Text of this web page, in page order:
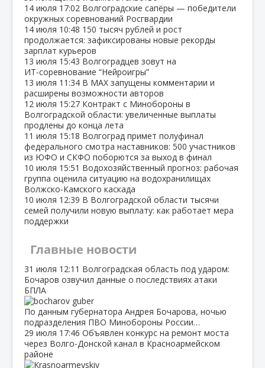
14 июля 17:02 Волгоградские сапёры — победители
окружных соревнований Росгвардии
14 июля 10:48 150 тысяч рублей и рост
продолжается: зафиксированы новые рекорды
зарплат курьеров
13 июля 15:43 Волгоградцев зовут на
ИТ‑соревнование “Нейроигры”
13 июля 11:34 В МАХ запущены комментарии и
расширены возможности авторов
12 июля 15:27 Контракт с Минобороны в
Волгоградской области: увеличенные выплаты
продлены до конца лета
11 июля 15:18 Волгоград примет полуфинал
федерального смотра наставников: 500 участников
из ЮФО и СКФО поборются за выход в финал
10 июля 15:51 Водохозяйственный прогноз: рабочая
группа оценила ситуацию на водохранилищах
Волжско‑Камского каскада
10 июля 12:39 В Волгоградской области тысячи
семей получили новую выплату: как работает мера
поддержки
Главные новости
31 июля 12:11 Волгоградская область под ударом:
Бочаров озвучил данные о последствиях атаки
БПЛА
По данным губернатора Андрея Бочарова, ночью
подразделения ПВО Минобороны России…
29 июля 17:46 Объявлен конкурс на ремонт моста
через Волго‑Донской канал в Красноармейском
районе